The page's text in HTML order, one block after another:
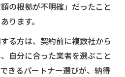
の根拠が不明確」だったこと
ります。
る方は、契約前に複数社から
自分に合った業者を選ぶこと
きるパートナー選びが、納得